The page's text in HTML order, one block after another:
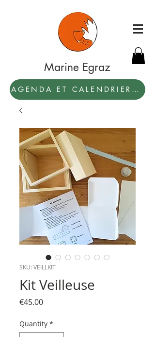
Marine Egraz
AGENDA ET CALENDRIER 2027: PAR ICI !
SKU: VEILLKIT
Kit Veilleuse
€45.00Price
Quantity *